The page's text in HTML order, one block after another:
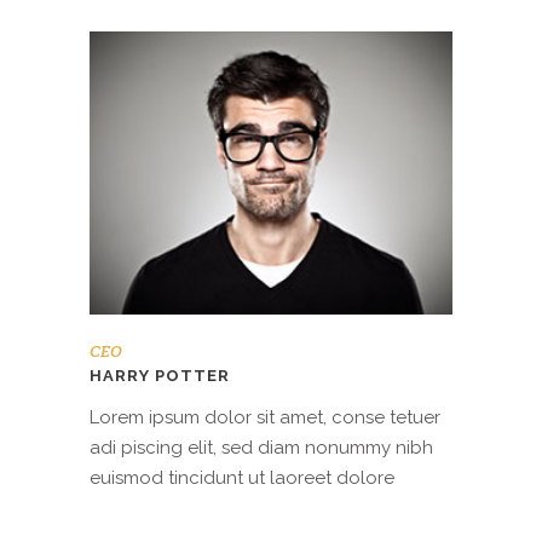
CEO
HARRY POTTER
Lorem ipsum dolor sit amet, conse tetuer
adi piscing elit, sed diam nonummy nibh
euismod tincidunt ut laoreet dolore